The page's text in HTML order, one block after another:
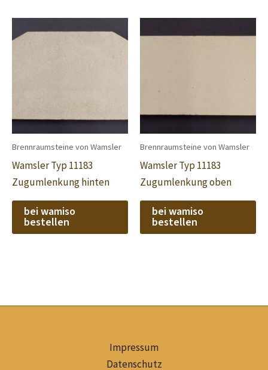
Brennraumsteine von Wamsler
Wamsler Typ 11183
Zugumlenkung hinten
bei wamiso
bestellen
Brennraumsteine von Wamsler
Wamsler Typ 11183
Zugumlenkung oben
bei wamiso
bestellen
Impressum
Datenschutz